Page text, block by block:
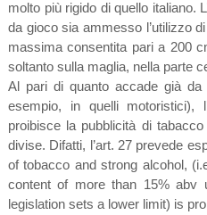
molto più rigido di quello italiano.
da gioco sia ammesso l’utilizzo
massima consentita pari a 200
soltanto sulla maglia, nella parte
Al pari di quanto accade già
esempio, in quelli motoristici),
proibisce la pubblicità di
divise. Difatti, l’art. 27 prevede
of tobacco and strong alcohol,
content of more than 15% abv
legislation sets a lower limit) is